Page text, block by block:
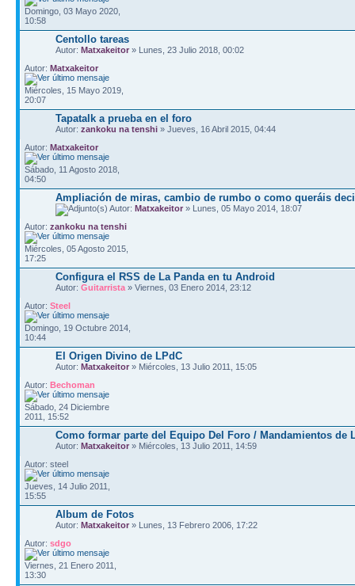
Domingo, 03 Mayo 2020,
10:58
Centollo tareas
Autor: Matxakeitor » Lunes, 23 Julio 2018, 00:02
Autor: Matxakeitor
Miércoles, 15 Mayo 2019,
20:07
Tapatalk a prueba en el foro
Autor: zankoku na tenshi » Jueves, 16 Abril 2015, 04:44
Autor: Matxakeitor
Sábado, 11 Agosto 2018,
04:50
Ampliación de miras, cambio de rumbo o como queráis
Autor: Matxakeitor » Lunes, 05 Mayo 2014, 18:07
Autor: zankoku na tenshi
Miércoles, 05 Agosto 2015,
17:25
Configura el RSS de La Panda en tu Android
Autor: Guitarrista » Viernes, 03 Enero 2014, 23:12
Autor: Steel
Domingo, 19 Octubre 2014,
10:44
El Origen Divino de LPdC
Autor: Matxakeitor » Miércoles, 13 Julio 2011, 15:05
Autor: Bechoman
Sábado, 24 Diciembre
2011, 15:52
Como formar parte del Equipo Del Foro / Mandamientos de
Autor: Matxakeitor » Miércoles, 13 Julio 2011, 14:59
Autor: steel
Jueves, 14 Julio 2011,
15:55
Album de Fotos
Autor: Matxakeitor » Lunes, 13 Febrero 2006, 17:22
Autor: sdgo
Viernes, 21 Enero 2011,
13:30